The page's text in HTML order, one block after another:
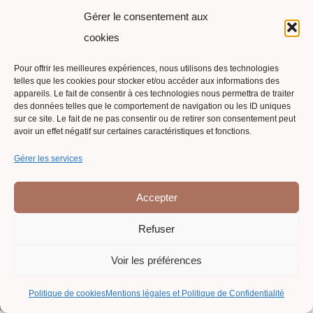
Gérer le consentement aux
cookies
Pour offrir les meilleures expériences, nous utilisons des technologies
telles que les cookies pour stocker et/ou accéder aux informations des
appareils. Le fait de consentir à ces technologies nous permettra de traiter
des données telles que le comportement de navigation ou les ID uniques
sur ce site. Le fait de ne pas consentir ou de retirer son consentement peut
avoir un effet négatif sur certaines caractéristiques et fonctions.
Gérer les services
Accepter
Refuser
Voir les préférences
Politique de cookiesMentions légales et Politique de Confidentialité
Suivi de commande
Contact
Mentions légales et Politique de Confidentialité
Conditions générales de vente